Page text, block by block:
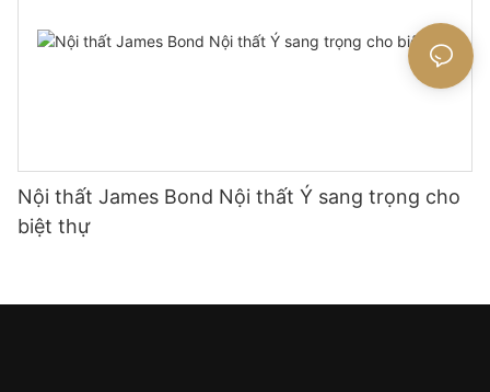
Nội thất James Bond Nội thất Ý sang trọng cho
biệt thự